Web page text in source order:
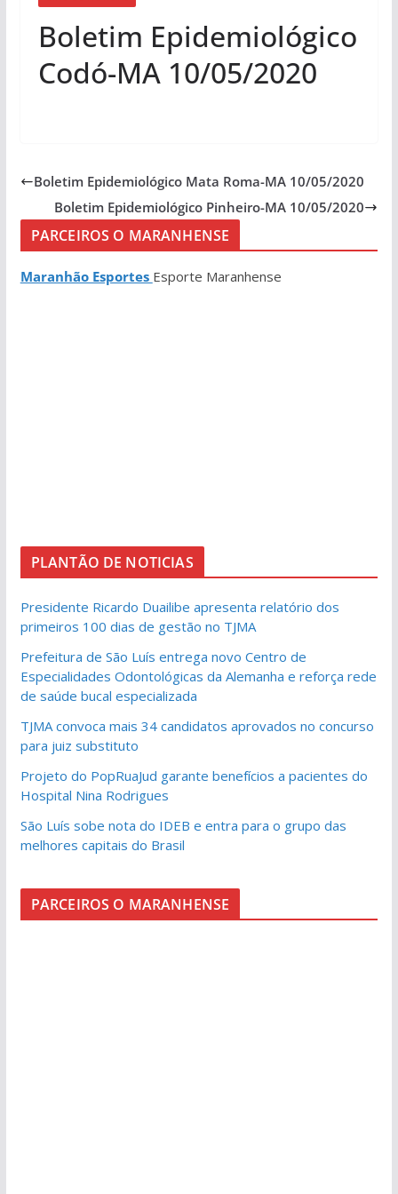
Boletim Epidemiológico
Codó-MA 10/05/2020
Boletim Epidemiológico Mata Roma-MA 10/05/2020
Boletim Epidemiológico Pinheiro-MA 10/05/2020
PARCEIROS O MARANHENSE
Maranhão Esportes Esporte Maranhense
PLANTÃO DE NOTICIAS
Presidente Ricardo Duailibe apresenta relatório dos
primeiros 100 dias de gestão no TJMA
Prefeitura de São Luís entrega novo Centro de
Especialidades Odontológicas da Alemanha e reforça rede
de saúde bucal especializada
TJMA convoca mais 34 candidatos aprovados no concurso
para juiz substituto
Projeto do PopRuaJud garante benefícios a pacientes do
Hospital Nina Rodrigues
São Luís sobe nota do IDEB e entra para o grupo das
melhores capitais do Brasil
PARCEIROS O MARANHENSE